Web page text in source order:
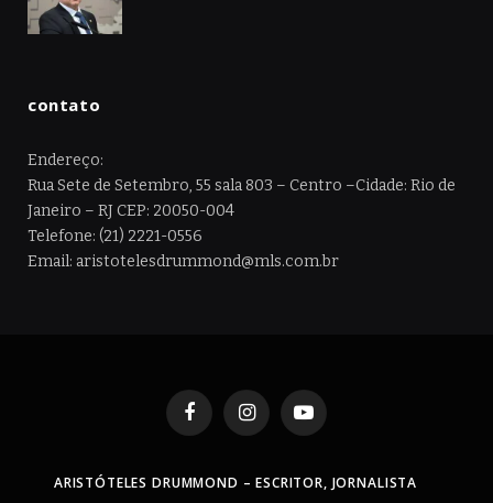
contato
Endereço:
Rua Sete de Setembro, 55 sala 803 – Centro –Cidade: Rio de
Janeiro – RJ CEP: 20050-004
Telefone: (21) 2221-0556
Email: aristotelesdrummond@mls.com.br
FacebookInstagramYouTube
ARISTÓTELES DRUMMOND – ESCRITOR, JORNALISTA